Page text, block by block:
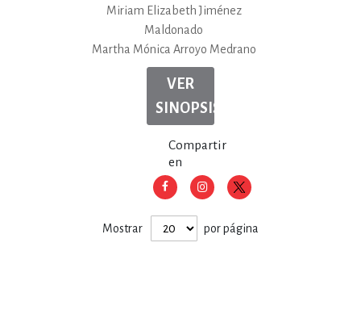
Miriam Elizabeth Jiménez
Maldonado
Martha Mónica Arroyo Medrano
VER
SINOPSIS
Compartir
en
Mostrar por página